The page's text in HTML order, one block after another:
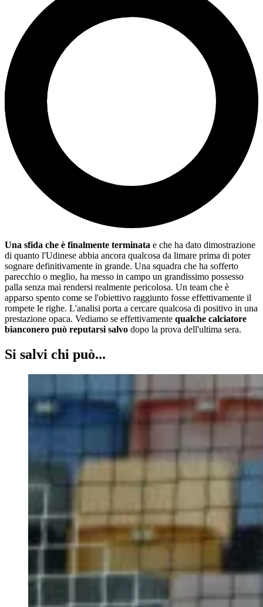
Una sfida che è finalmente terminata e che ha dato dimostrazione
di quanto l'Udinese abbia ancora qualcosa da limare prima di poter
sognare definitivamente in grande. Una squadra che ha sofferto
parecchio o meglio, ha messo in campo un grandissimo possesso
palla senza mai rendersi realmente pericolosa. Un team che è
apparso spento come se l'obiettivo raggiunto fosse effettivamente il
rompete le righe. L'analisi porta a cercare qualcosa di positivo in una
prestazione opaca. Vediamo se effettivamente qualche calciatore
bianconero può reputarsi salvo dopo la prova dell'ultima sera.
Si salvi chi può...